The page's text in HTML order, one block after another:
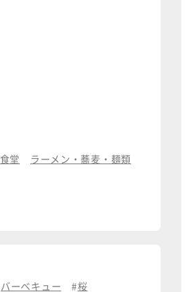
食堂 ラーメン・蕎麦・麺類
バーベキュー 桜